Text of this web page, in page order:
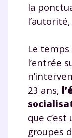
la
Le temps
l’entrée
23 ans,
que
groupes
* Votre code
renseignant
données à
la marque
accès au
savoir plus sur
pour exercer
charte .